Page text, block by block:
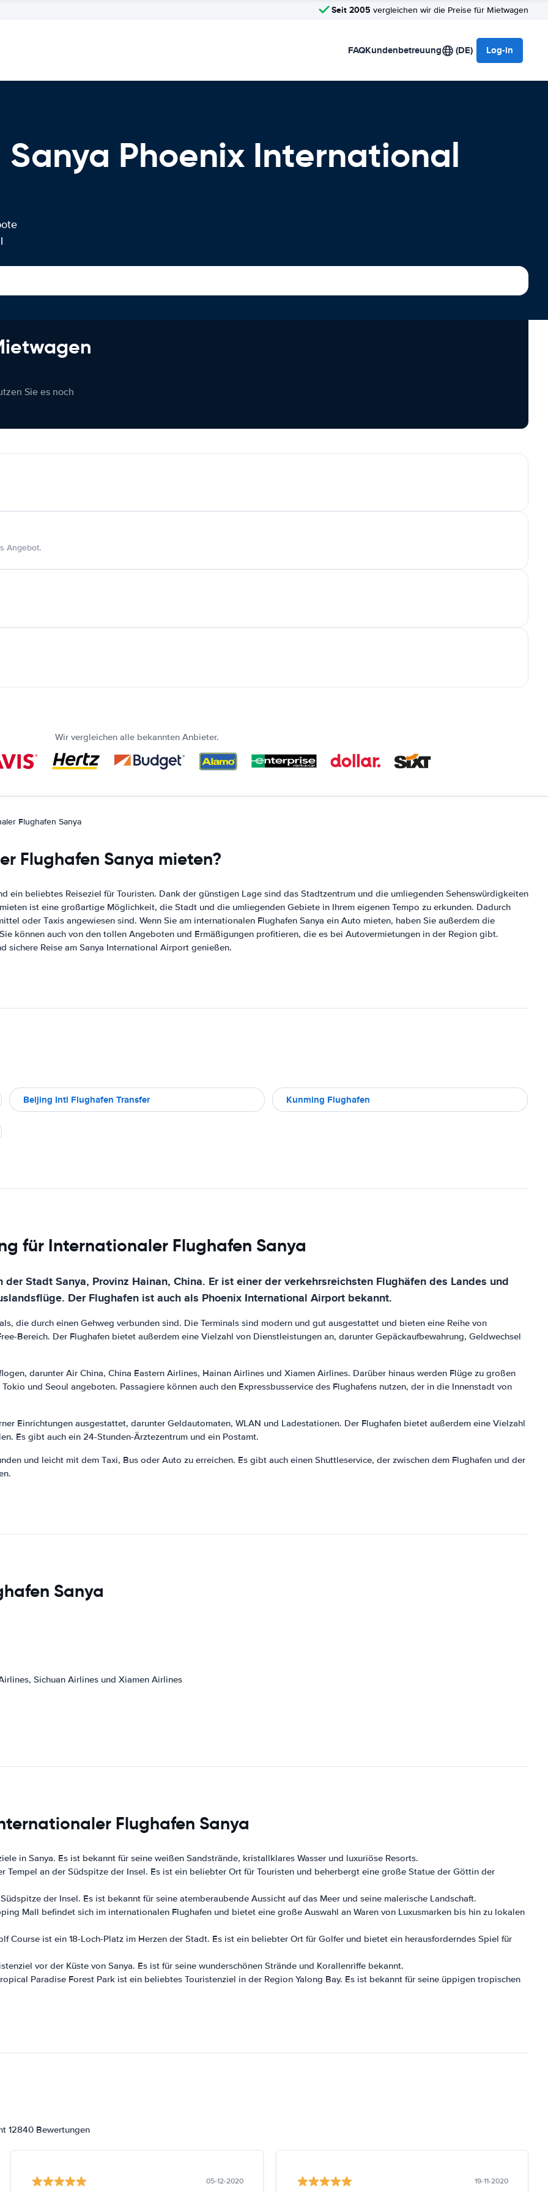
Seit 2005 vergleichen wir die Preise für Mietwagen
FAQKundenbetreuung (DE) Log-in
Phoenix International
Sie es noch
Angebot.
Wir vergleichen alle bekannten Anbieter.
Flughafen Sanya
Flughafen Sanya mieten?
ein beliebtes Reiseziel für Touristen. Dank der günstigen Lage sind das Stadtzentrum und die umliegenden Sehenswürdigkeiten
ist eine großartige Möglichkeit, die Stadt und die umliegenden Gebiete in Ihrem eigenen Tempo zu erkunden. Dadurch
oder Taxis angewiesen sind. Wenn Sie am internationalen Flughafen Sanya ein Auto mieten, haben Sie außerdem die
können auch von den tollen Angeboten und Ermäßigungen profitieren, die es bei Autovermietungen in der Region gibt.
Reise am Sanya International Airport genießen.
Beijing Intl Flughafen Transfer Kunming Flughafen
für Internationaler Flughafen Sanya
Stadt Sanya, Provinz Hainan, China. Er ist einer der verkehrsreichsten Flughäfen des Landes und
Der Flughafen ist auch als Phoenix International Airport bekannt.
die durch einen Gehweg verbunden sind. Die Terminals sind modern und gut ausgestattet und bieten eine Reihe von
Bereich. Der Flughafen bietet außerdem eine Vielzahl von Dienstleistungen an, darunter Gepäckaufbewahrung, Geldwechsel
darunter Air China, China Eastern Airlines, Hainan Airlines und Xiamen Airlines. Darüber hinaus werden Flüge zu großen
und Seoul angeboten. Passagiere können auch den Expressbusservice des Flughafens nutzen, der in die Innenstadt von
Einrichtungen ausgestattet, darunter Geldautomaten, WLAN und Ladestationen. Der Flughafen bietet außerdem eine Vielzahl
Es gibt auch ein 24-Stunden-Ärztezentrum und ein Postamt.
und leicht mit dem Taxi, Bus oder Auto zu erreichen. Es gibt auch einen Shuttleservice, der zwischen dem Flughafen und der
Sanya
Sichuan Airlines und Xiamen Airlines
Flughafen Sanya
in Sanya. Es ist bekannt für seine weißen Sandstrände, kristallklares Wasser und luxuriöse Resorts.
Tempel an der Südspitze der Insel. Es ist ein beliebter Ort für Touristen und beherbergt eine große Statue der Göttin der
der Insel. Es ist bekannt für seine atemberaubende Aussicht auf das Meer und seine malerische Landschaft.
Mall befindet sich im internationalen Flughafen und bietet eine große Auswahl an Waren von Luxusmarken bis hin zu lokalen
Course ist ein 18-Loch-Platz im Herzen der Stadt. Es ist ein beliebter Ort für Golfer und bietet ein herausforderndes Spiel für
vor der Küste von Sanya. Es ist für seine wunderschönen Strände und Korallenriffe bekannt.
Paradise Forest Park ist ein beliebtes Touristenziel in der Region Yalong Bay. Es ist bekannt für seine üppigen tropischen
12840 Bewertungen
05-12-2020 19-11-2020